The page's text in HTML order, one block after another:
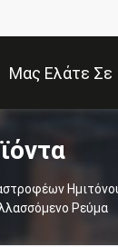
Μας Ελάτε Σε
Επαφή Με
Ρεύμα